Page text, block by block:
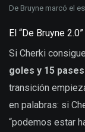
De Bruyne marcó el
El “De Bruyne
Si Cherki
goles y 15
transición
en palabras: si
“podemos estar